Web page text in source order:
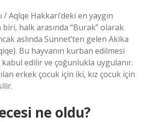
Aqîqe Hakkari’deki en yaygın
halk arasında “Burak” olarak
aslında Sünnet’ten gelen Akika
Bu hayvanın kurban edilmesi
edilir ve çoğunlukla uygulanır.
erkek çocuk için iki, kız çocuk için
ne oldu?